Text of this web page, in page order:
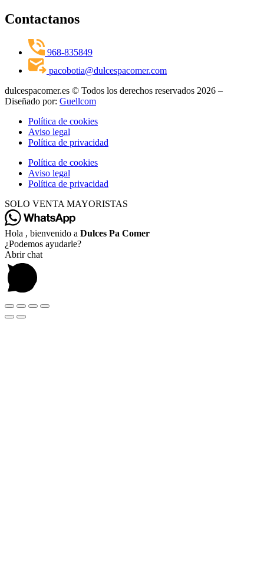
Contactanos
968-835849
pacobotia@dulcespacomer.com
dulcespacomer.es © Todos los derechos reservados 2026 –
Diseñado por: Guellcom
Política de cookies
Aviso legal
Política de privacidad
Política de cookies
Aviso legal
Política de privacidad
SOLO VENTA MAYORISTAS
Hola , bienvenido a Dulces Pa Comer
¿Podemos ayudarle?
Abrir chat